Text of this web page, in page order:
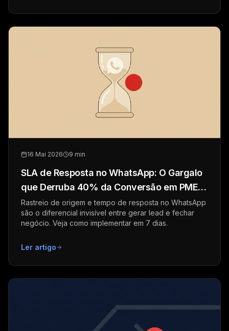
16 Mai 2026 9 min
SLA de Resposta no WhatsApp: O Gargalo
que Derruba 40% da Conversão em PMEs
B2B
Rastreio de origem e tempo de resposta no WhatsApp
são o diferencial invisível entre gerar lead e fechar
negócio. Veja como implementar em 7 dias.
Ler artigo